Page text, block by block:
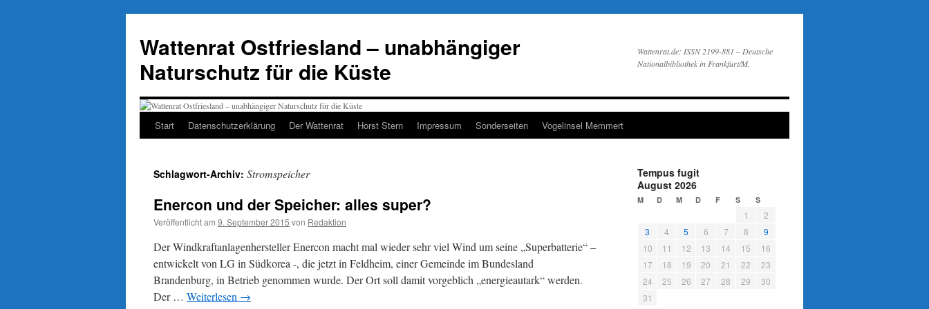
springen
Wattenrat Ostfriesland – unabhängiger
Naturschutz für die Küste
Wattenrat.de: ISSN 2199-881 – Deutsche
Nationalbibliothek in Frankfurt/M.
Start Datenschutzerklärung Der Wattenrat Horst Stern Impressum Sonderseiten Vogelinsel Memmert
Schlagwort-Archiv: Stromspeicher
Enercon und der Speicher: alles super?
Veröffentlicht am 9. September 2015 von Redaktion
Der Windkraftanlagenhersteller Enercon macht mal wieder sehr viel Wind um seine „Superbatterie“ –
entwickelt von LG in Südkorea -, die jetzt in Feldheim, einer Gemeinde im Bundesland
Brandenburg, in Betrieb genommen wurde. Der Ort soll damit vorgeblich „energieautark“ werden.
Der … Weiterlesen →
Tempus fugit
August 2026
M D M D F S S
1
2
3
4 5 6 7 8
9
10
11 12 13 14 15
16
17
18 19 20 21 22
23
24
25 26 27 28 29
30
31